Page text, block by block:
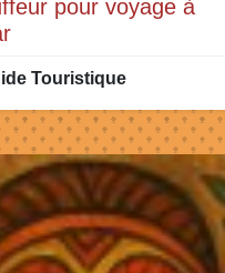
pour voyage à
Touristique